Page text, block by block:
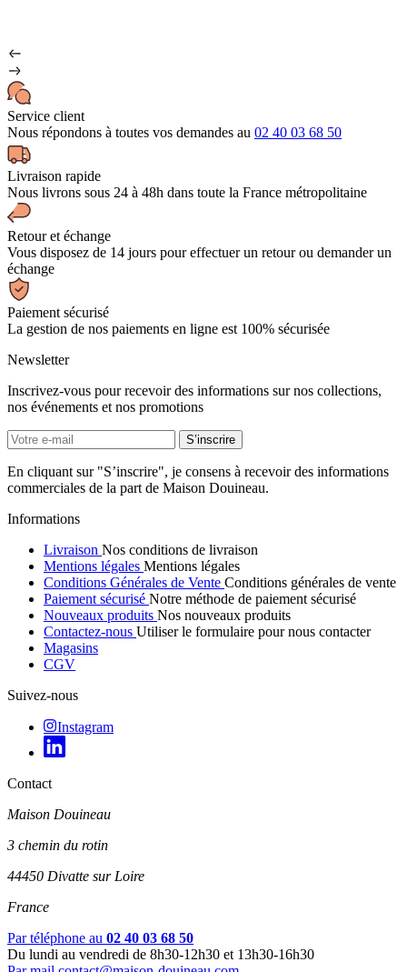
Service client
Nous répondons à toutes vos demandes au 02 40 03 68 50
Livraison rapide
Nous livrons sous 24 à 48h dans toute la France métropolitaine
Retour et échange
Vous disposez de 14 jours pour effectuer un retour ou demander un
échange
Paiement sécurisé
La gestion de nos paiements en ligne est 100% sécurisée
Newsletter
Inscrivez-vous pour recevoir des informations sur nos collections,
nos événements et nos promotions
En cliquant sur "S’inscrire", je consens à recevoir des informations
commerciales de la part de Maison Douineau.
Informations
Livraison Nos conditions de livraison
Mentions légales Mentions légales
Conditions Générales de Vente Conditions générales de vente
Paiement sécurisé Notre méthode de paiement sécurisé
Nouveaux produits Nos nouveaux produits
Contactez-nous Utiliser le formulaire pour nous contacter
Magasins
CGV
Suivez-nous
Instagram
Contact
Maison Douineau
3 chemin du rotin
44450 Divatte sur Loire
France
Par téléphone au 02 40 03 68 50
Du lundi au vendredi de 8h30-12h30 et 13h30-16h30